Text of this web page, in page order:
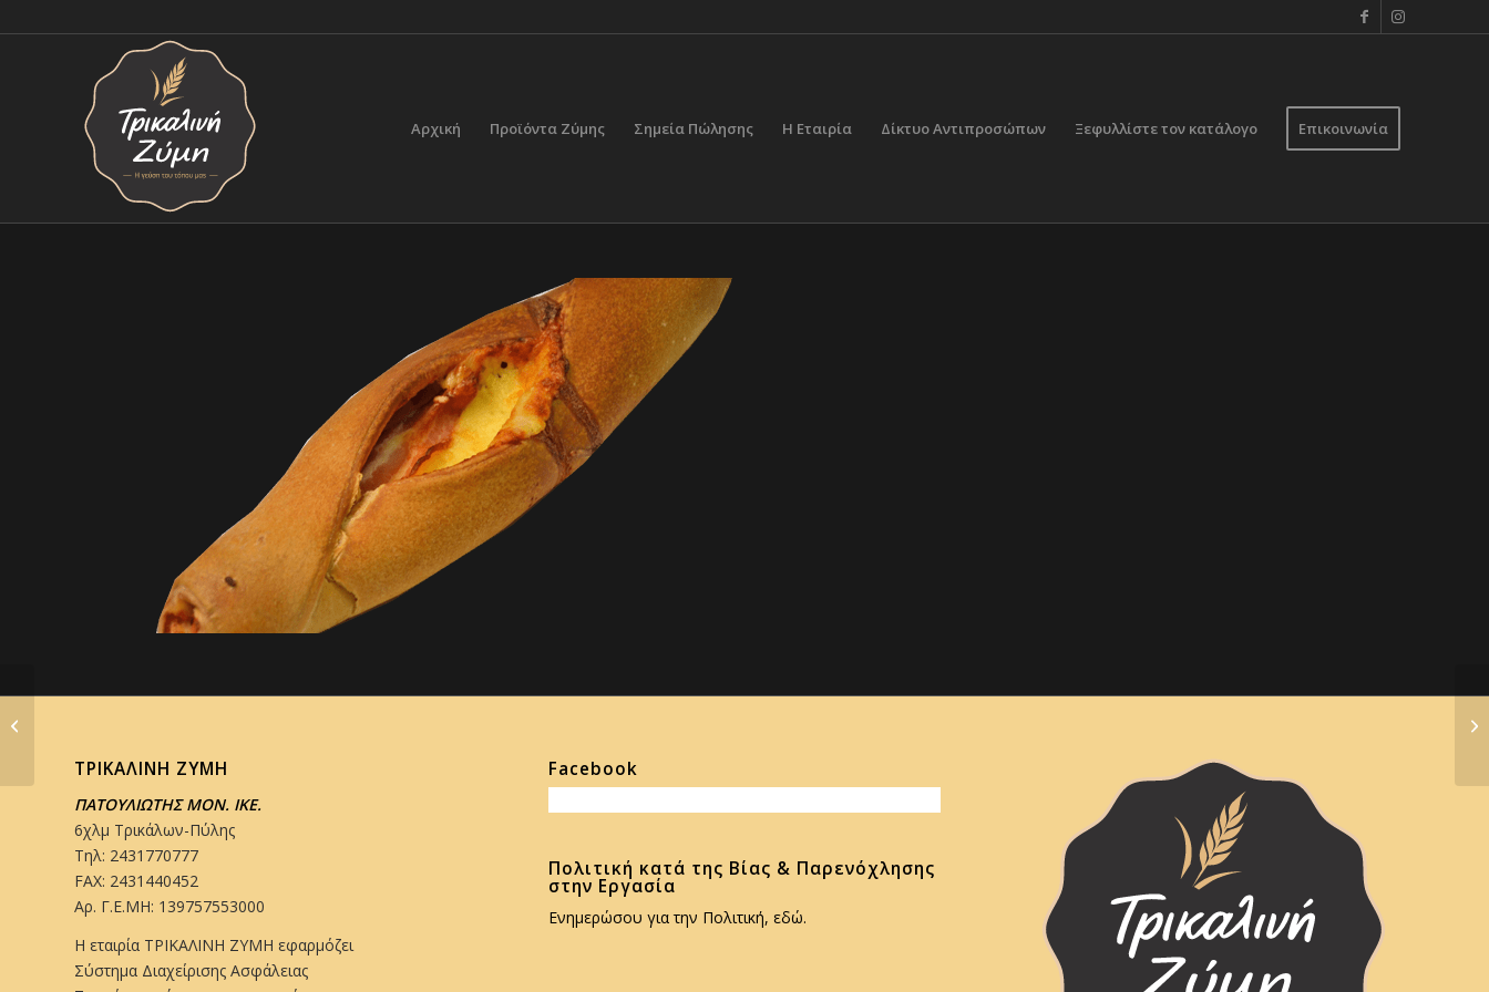
Αρχική Προϊόντα Ζύμης Σημεία Πώλησης Η Εταιρία Δίκτυο Αντιπροσώπων Ξεφυλλίστε τον κατάλογο Επικοινωνία
ΤΡΙΚΑΛΙΝΗ ΖΥΜΗ
ΠΑΤΟΥΛΙΩΤΗΣ ΜΟΝ. ΙΚΕ.
6χλμ Τρικάλων-Πύλης
Τηλ: 2431770777
FAX: 2431440452
Αρ. Γ.Ε.ΜΗ: 139757553000
Η εταιρία ΤΡΙΚΑΛΙΝΗ ΖΥΜΗ εφαρμόζει
Σύστημα Διαχείρισης Ασφάλειας
Facebook
Πολιτική κατά της Βίας & Παρενόχλησης
στην Εργασία
Ενημερώσου για την Πολιτική, εδώ.